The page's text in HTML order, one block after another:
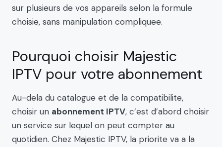
sur plusieurs de vos appareils selon la formule
choisie, sans manipulation compliquee.
Pourquoi choisir Majestic
IPTV pour votre abonnement
Au-dela du catalogue et de la compatibilite,
choisir un abonnement IPTV, c’est d’abord choisir
un service sur lequel on peut compter au
quotidien. Chez Majestic IPTV, la priorite va a la